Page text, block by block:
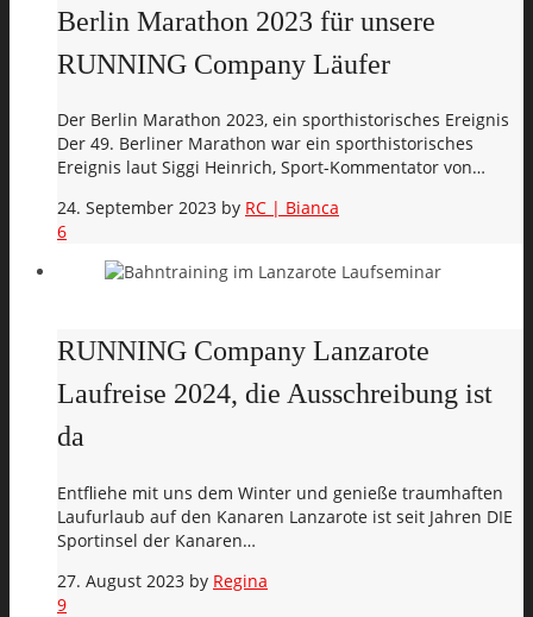
Berlin Marathon 2023 für unsere
RUNNING Company Läufer
Der Berlin Marathon 2023, ein sporthistorisches Ereignis
Der 49. Berliner Marathon war ein sporthistorisches
Ereignis laut Siggi Heinrich, Sport-Kommentator von…
24. September 2023 by RC | Bianca
6
RUNNING Company Lanzarote
Laufreise 2024, die Ausschreibung ist
da
Entfliehe mit uns dem Winter und genieße traumhaften
Laufurlaub auf den Kanaren Lanzarote ist seit Jahren DIE
Sportinsel der Kanaren…
27. August 2023 by Regina
9